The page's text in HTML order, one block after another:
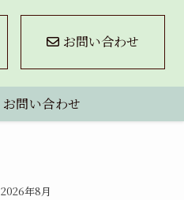
お問い合わせ
お問い合わせ
2026年8月